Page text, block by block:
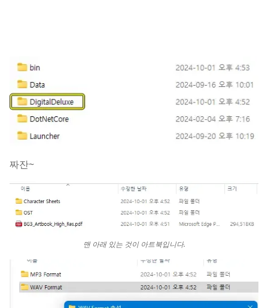
짜잔~
맨 아래 있는 것이 아트북입니다.